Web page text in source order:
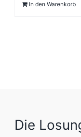
In den Warenkorb
Die